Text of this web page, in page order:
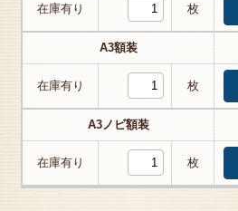
在庫有り 枚
A3額装
在庫有り 枚
A3ノビ額装
在庫有り 枚